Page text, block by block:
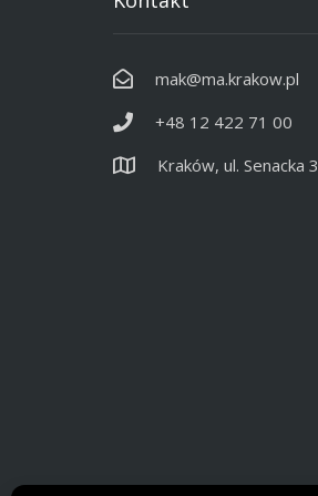
mak@ma.krakow.pl
+48 12 422 71 00
Kraków, ul. Senacka 3